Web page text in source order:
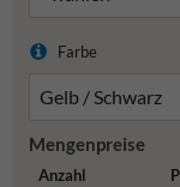
Farbe
Mengenpreise
Anzahl